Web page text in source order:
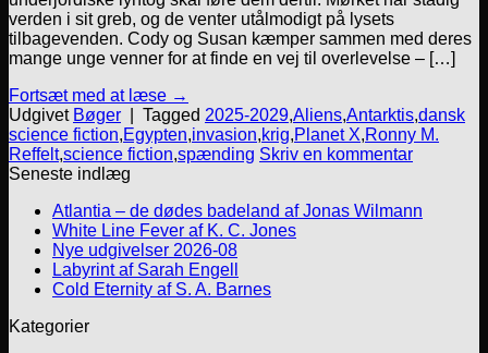
verden i sit greb, og de venter utålmodigt på lysets
tilbagevenden. Cody og Susan kæmper sammen med deres
mange unge venner for at finde en vej til overlevelse – […]
Fortsæt med at læse →
Udgivet Bøger Tagged 2025-2029,Aliens,Antarktis,dansk
science fiction,Egypten,invasion,krig,Planet X,Ronny M.
Reffelt,science fiction,spænding Skriv en kommentar
Seneste indlæg
Atlantia – de dødes badeland af Jonas Wilmann
White Line Fever af K. C. Jones
Nye udgivelser 2026-08
Labyrint af Sarah Engell
Cold Eternity af S. A. Barnes
Kategorier